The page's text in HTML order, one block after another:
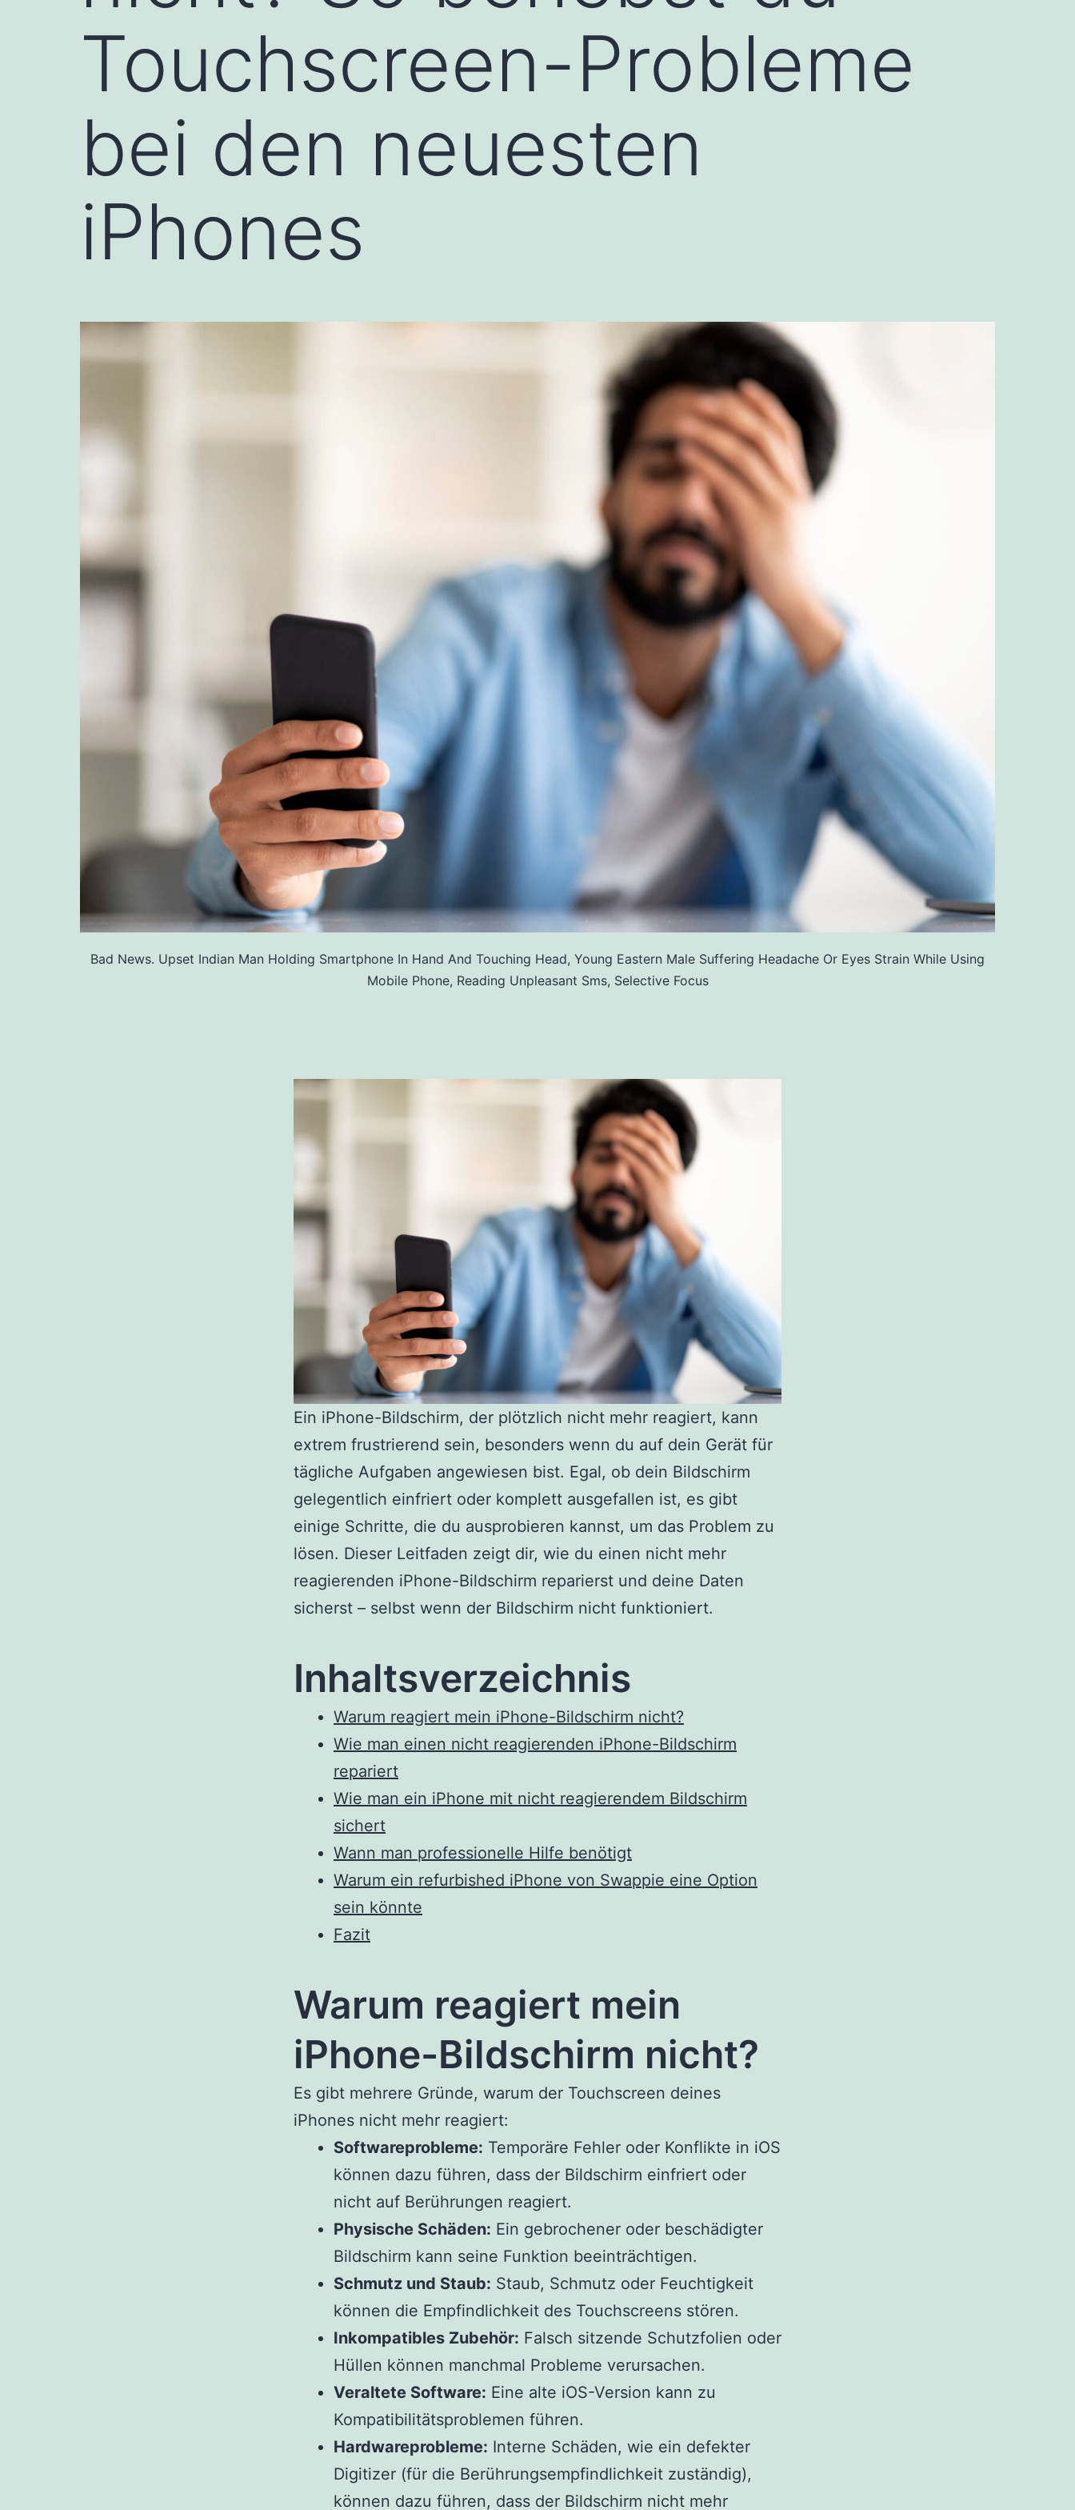
Touchscreen-Probleme
bei den neuesten
iPhones
Bad News. Upset Indian Man Holding Smartphone In Hand And Touching Head, Young Eastern Male Suffering Headache Or Eyes Strain While Using
Mobile Phone, Reading Unpleasant Sms, Selective Focus
Ein iPhone-Bildschirm, der plötzlich nicht mehr reagiert, kann
extrem frustrierend sein, besonders wenn du auf dein Gerät für
tägliche Aufgaben angewiesen bist. Egal, ob dein Bildschirm
gelegentlich einfriert oder komplett ausgefallen ist, es gibt
einige Schritte, die du ausprobieren kannst, um das Problem zu
lösen. Dieser Leitfaden zeigt dir, wie du einen nicht mehr
reagierenden iPhone-Bildschirm reparierst und deine Daten
sicherst – selbst wenn der Bildschirm nicht funktioniert.
Inhaltsverzeichnis
Warum reagiert mein iPhone-Bildschirm nicht?
Wie man einen nicht reagierenden iPhone-Bildschirm
repariert
Wie man ein iPhone mit nicht reagierendem Bildschirm
sichert
Wann man professionelle Hilfe benötigt
Warum ein refurbished iPhone von Swappie eine Option
sein könnte
Fazit
Warum reagiert mein
iPhone-Bildschirm nicht?
Es gibt mehrere Gründe, warum der Touchscreen deines
iPhones nicht mehr reagiert:
Softwareprobleme: Temporäre Fehler oder Konflikte in iOS
können dazu führen, dass der Bildschirm einfriert oder
nicht auf Berührungen reagiert.
Physische Schäden: Ein gebrochener oder beschädigter
Bildschirm kann seine Funktion beeinträchtigen.
Schmutz und Staub: Staub, Schmutz oder Feuchtigkeit
können die Empfindlichkeit des Touchscreens stören.
Inkompatibles Zubehör: Falsch sitzende Schutzfolien oder
Hüllen können manchmal Probleme verursachen.
Veraltete Software: Eine alte iOS-Version kann zu
Kompatibilitätsproblemen führen.
Hardwareprobleme: Interne Schäden, wie ein defekter
Digitizer (für die Berührungsempfindlichkeit zuständig),
können dazu führen, dass der Bildschirm nicht mehr